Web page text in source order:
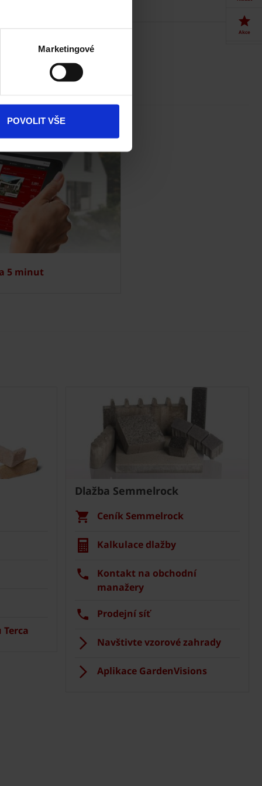
Marketingové
POVOLIT VŠE
5 minut
Dlažba Semmelrock
Ceník Semmelrock
Kalkulace dlažby
Kontakt na obchodní
manažery
Prodejní síť
Navštivte vzorové zahrady
Aplikace GardenVisions
Akce